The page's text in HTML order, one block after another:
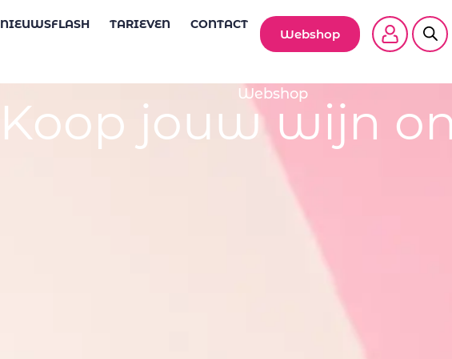
NIEUWSFLASH TARIEVEN CONTACT
Webshop
Webshop
Koop jouw wijn